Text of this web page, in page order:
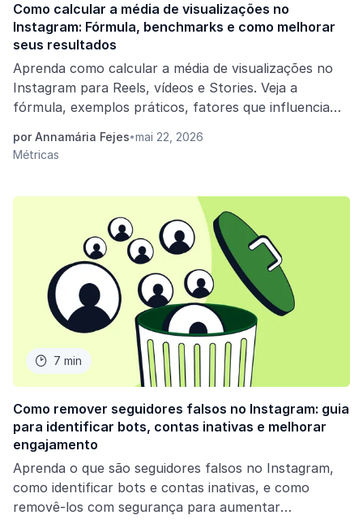
Como calcular a média de visualizações no
Instagram: Fórmula, benchmarks e como melhorar
seus resultados
Aprenda como calcular a média de visualizações no
Instagram para Reels, vídeos e Stories. Veja a
fórmula, exemplos práticos, fatores que influenciam
alcance.
por Annamária Fejes•mai 22, 2026
Métricas
 7 min
Como remover seguidores falsos no Instagram: guia
para identificar bots, contas inativas e melhorar
engajamento
Aprenda o que são seguidores falsos no Instagram,
como identificar bots e contas inativas, e como
removê-los com segurança para aumentar